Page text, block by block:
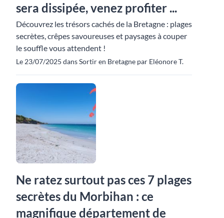
sera dissipée, venez profiter ...
Découvrez les trésors cachés de la Bretagne : plages
secrètes, crêpes savoureuses et paysages à couper
le souffle vous attendent !
Le 23/07/2025 dans Sortir en Bretagne par Eléonore T.
Ne ratez surtout pas ces 7 plages
secrètes du Morbihan : ce
magnifique département de